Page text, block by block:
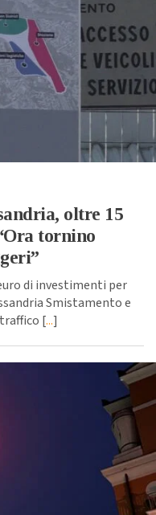
oltre 15
tornino
di investimenti per
Smistamento e
[...]